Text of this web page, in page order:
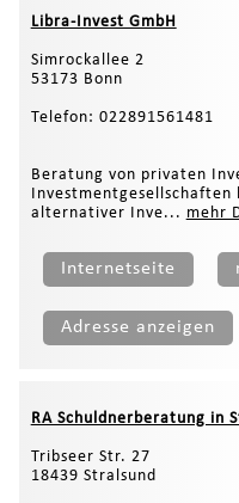
Libra-Invest GmbH
Simrockallee 2
53173 Bonn
Telefon: 022891561481
Beratung von privaten
alternativer Inve... mehr
Internetseite
Adresse anzeigen
RA Schuldnerberatung in
Tribseer Str. 27
18439 Stralsund